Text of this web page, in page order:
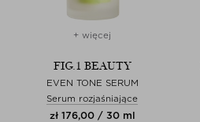
+ więcej
FIG.1 BEAUTY
EVEN TONE SERUM
Serum rozjaśniające
zł 176,00 / 30 ml